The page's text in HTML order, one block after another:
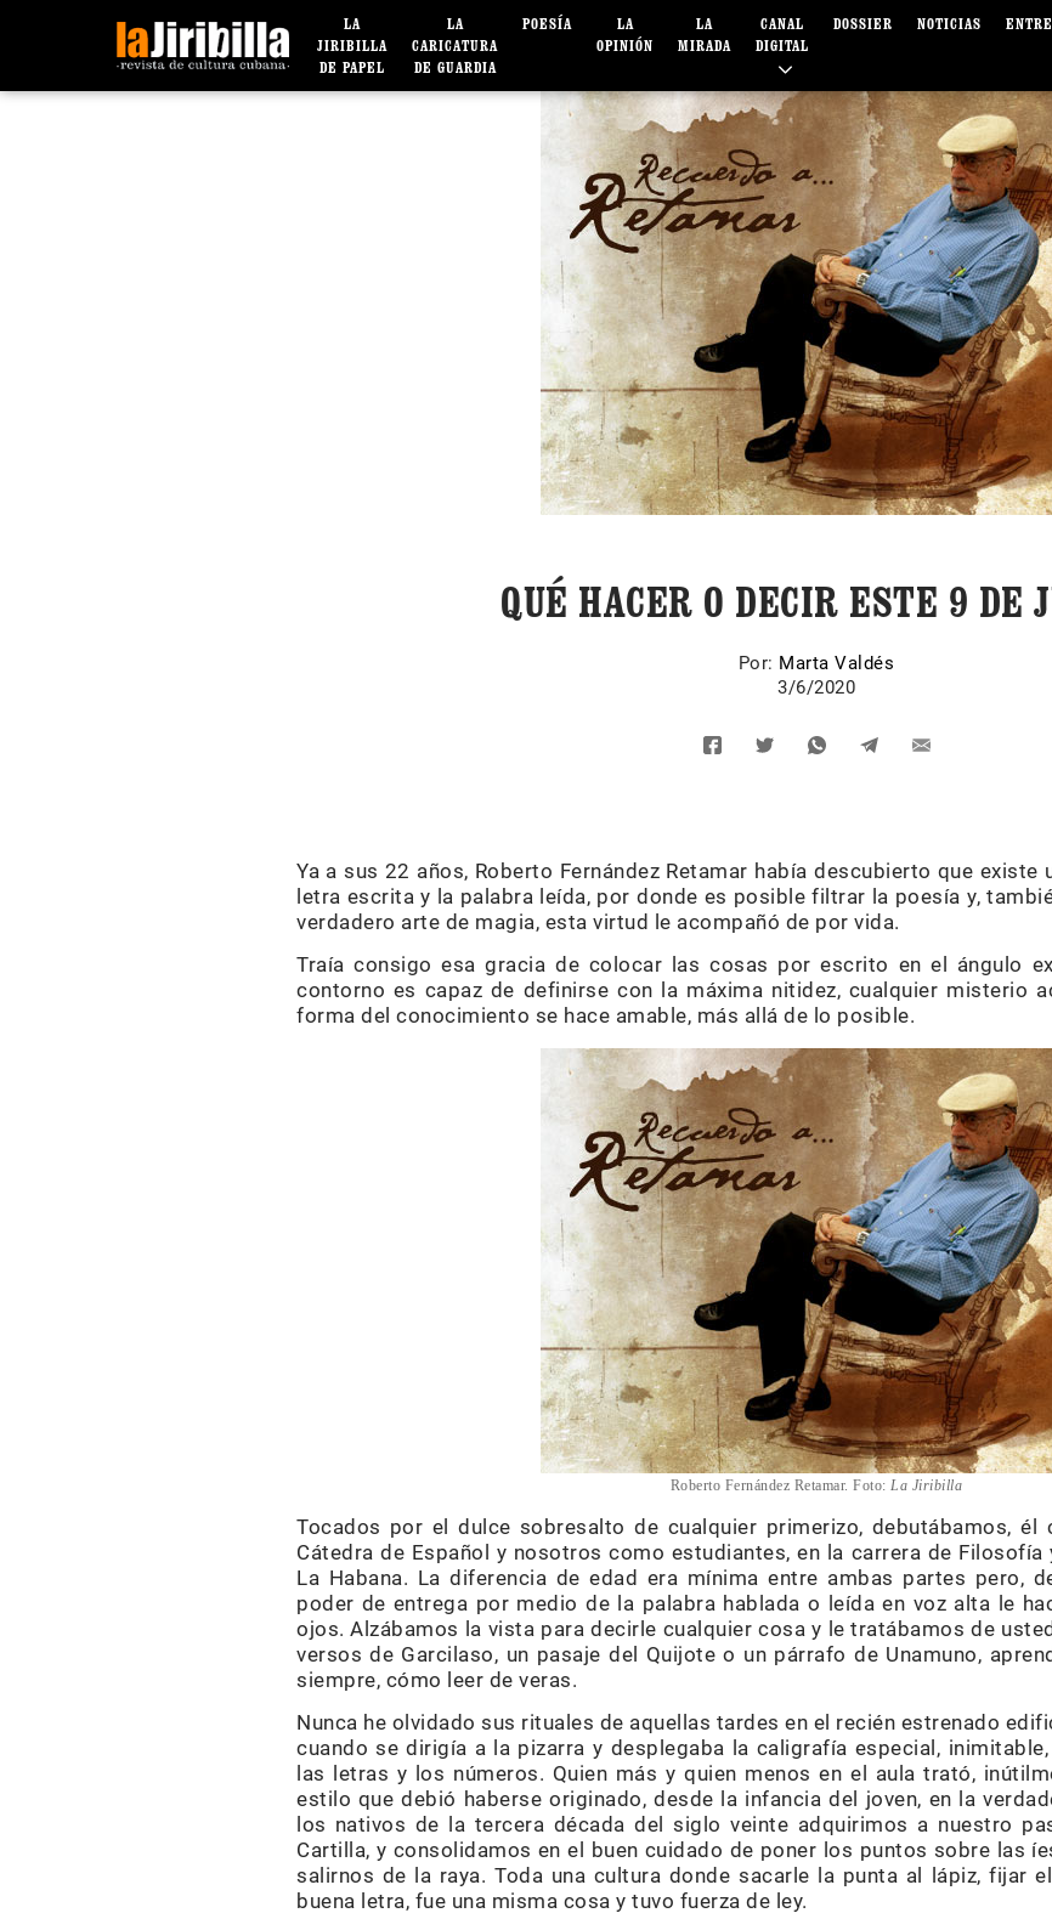
LA
JIRIBILLA
DE PAPEL
LA
CARICATURA
DE GUARDIA
POESÍA
LA
OPINIÓN
LA
MIRADA
CANAL
DIGITAL
DOSSIER NOTICIAS
QUÉ HACER O DECIR ESTE 9 DE
Por: Marta Valdés
3/6/2020
Ya a sus 22 años, Roberto Fernández Retamar había descubierto que
letra escrita y la palabra leída, por donde es posible filtrar la poesía y,
verdadero arte de magia, esta virtud le acompañó de por vida.
Traía consigo esa gracia de colocar las cosas por escrito en el ángulo
contorno es capaz de definirse con la máxima nitidez, cualquier misterio
forma del conocimiento se hace amable, más allá de lo posible.
Roberto Fernández Retamar. Foto: La Jiribilla
Tocados por el dulce sobresalto de cualquier primerizo, debutábamos, él
Cátedra de Español y nosotros como estudiantes, en la carrera de
La Habana. La diferencia de edad era mínima entre ambas partes pero,
poder de entrega por medio de la palabra hablada o leída en voz alta le
ojos. Alzábamos la vista para decirle cualquier cosa y le tratábamos de
versos de Garcilaso, un pasaje del Quijote o un párrafo de Unamuno,
siempre, cómo leer de veras.
Nunca he olvidado sus rituales de aquellas tardes en el recién estrenado
cuando se dirigía a la pizarra y desplegaba la caligrafía especial,
las letras y los números. Quien más y quien menos en el aula trató,
estilo que debió haberse originado, desde la infancia del joven, en la
los nativos de la tercera década del siglo veinte adquirimos a nuestro
Cartilla, y consolidamos en el buen cuidado de poner los puntos sobre las
salirnos de la raya. Toda una cultura donde sacarle la punta al lápiz, fijar
buena letra, fue una misma cosa y tuvo fuerza de ley.